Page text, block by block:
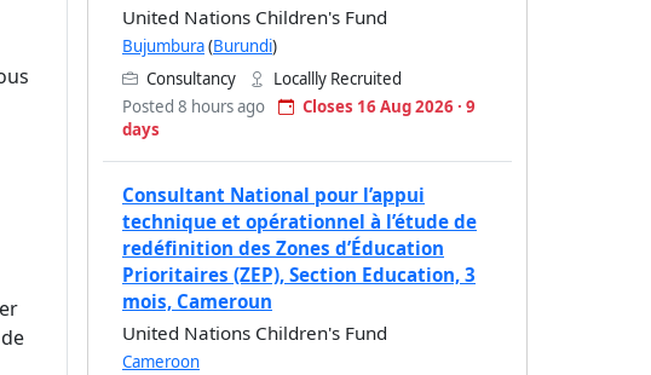
United Nations Children's Fund
Bujumbura(Burundi)
Consultancy
Locallly Recruited
Posted 8 hours ago
Closes 16 Aug 2026 · 9
days
Consultant National pour l’appui
technique et opérationnel à l’étude de
redéfinition des Zones d’Éducation
Prioritaires (ZEP), Section Education, 3
mois, Cameroun
United Nations Children's Fund
Cameroon